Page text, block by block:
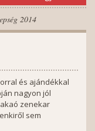
2014
és ajándékkal
nagyon jól
zenekar
sem